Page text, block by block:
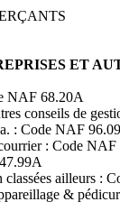
ET
NAF 68.20A
conseils de
: Code NAF
: Code
ailleurs :
&